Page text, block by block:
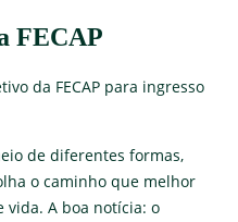
FECAP
da FECAP para ingresso
de diferentes formas,
o caminho que melhor
vida. A boa notícia: o